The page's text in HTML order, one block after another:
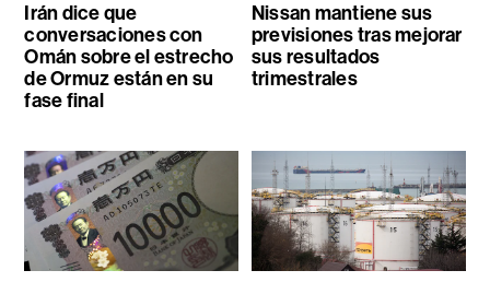
Irán dice que
conversaciones con
Omán sobre el estrecho
de Ormuz están en su
fase final
Nissan mantiene sus
previsiones tras mejorar
sus resultados
trimestrales